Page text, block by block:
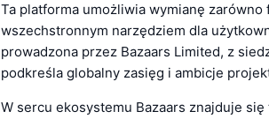
Ta platforma umożliwia wymianę
wszechstronnym narzędziem dla
prowadzona przez Bazaars Limited, z
podkreśla globalny zasięg i ambicje
W sercu ekosystemu Bazaars znajduje się